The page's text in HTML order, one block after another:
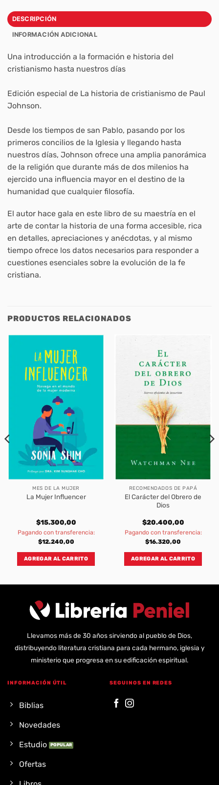
DESCRIPCIÓN
INFORMACIÓN ADICIONAL
Una introducción a la formación e historia del
cristianismo hasta nuestros días
Edición especial de La historia de cristianismo de Paul
Johnson.
Desde los tiempos de san Pablo, pasando por los
primeros concilios de la Iglesia y llegando hasta
nuestros días, Johnson ofrece una amplia panorámica
de la religión que durante más de dos milenios ha
ejercido una influencia mayor en el destino de la
humanidad que cualquier filosofía.
El autor hace gala en este libro de su maestría en el
arte de contar la historia de una forma accesible, rica
en detalles, apreciaciones y anécdotas, y al mismo
tiempo ofrece los datos necesarios para responder a
cuestiones esenciales sobre la evolución de la fe
cristiana.
PRODUCTOS RELACIONADOS
MES DE LA MUJER
La Mujer Influencer
$15.300,00
Pagando con transferencia:
$12.240,00
AGREGAR AL CARRITO
RECOMENDADOS DE PAPÁ
El Carácter del Obrero de
Dios
$20.400,00
Pagando con transferencia:
$16.320,00
AGREGAR AL CARRITO
Llevamos más de 30 años sirviendo al pueblo de Dios,
distribuyendo literatura cristiana para cada hermano, iglesia y
ministerio que progresa en su edificación espiritual.
INFORMACIÓN ÚTIL
Biblias
Novedades
Estudio
Ofertas
SEGUINOS EN REDES